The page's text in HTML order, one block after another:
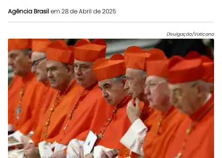
Agência Brasilem 28 de Abril de 2025
Divulgação/Vaticano